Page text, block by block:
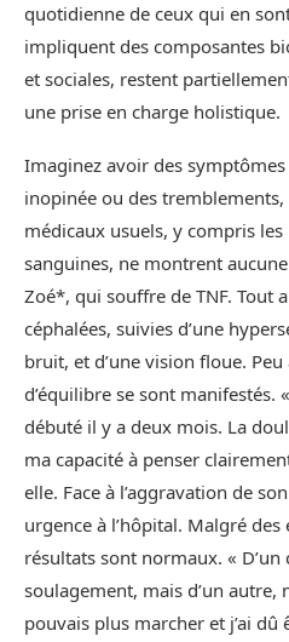
quotidienne de ceux qui en
impliquent des composantes
et sociales, restent
une prise en charge holistique.
Imaginez avoir des symptômes
inopinée ou des tremblements,
médicaux usuels, y compris
sanguines, ne montrent aucune
Zoé*, qui souffre de TNF. Tout
céphalées, suivies d’une
bruit, et d’une vision floue.
d’équilibre se sont manifestés.
débuté il y a deux mois. La
ma capacité à penser
elle. Face à l’aggravation de
urgence à l’hôpital. Malgré
résultats sont normaux. « D’un
soulagement, mais d’un autre,
pouvais plus marcher et j’ai